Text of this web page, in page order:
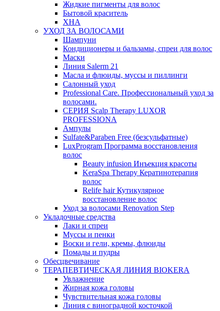
Жидкие пигменты для волос
Бытовой краситель
ХНА
УХОД ЗА ВОЛОСАМИ
Шампуни
Кондиционеры и бальзамы, спреи для волос
Маски
Линия Salerm 21
Масла и флюиды, муссы и пиллинги
Салонный уход
Professional Care. Профессиональный уход за
волосами.
СЕРИЯ Scalp Therapy LUXOR
PROFESSIONA
Ампулы
Sulfate&Paraben Free (безсульфатные)
LuxProgram Программа восстановления
волос
Beauty infusion Инъекция красоты
KeraSpa Therapy Кератинотерапия
волос
Relife hair Кутикулярное
восстановление волос
Уход за волосами Renovation Step
Укладочные средства
Лаки и спреи
Муссы и пенки
Воски и гели, кремы, флюиды
Помады и пудры
Обесцвечивание
ТЕРАПЕВТИЧЕСКАЯ ЛИНИЯ BIOKERA
Увлажнение
Жирная кожа головы
Чувствительная кожа головы
Линия c виноградной косточкой